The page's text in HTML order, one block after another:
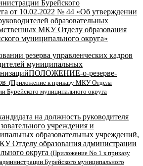
Бурейского
от 10.02.2022 № 44 «Об утверждении
образовательных
МКУ Отделу образования
муниципального округа»
резерва управленческих кадров
муниципальных
ПОЛОЖЕНИЕ-о-резерве-
(Приложение к приказу МКУ Отдела
Бурейского муниципального округа
на должность руководителя
учреждения и
образовательных учреждений,
Отделу образования администрации
округа (Приложение No 1 к приказу
администрации Бурейского муниципального